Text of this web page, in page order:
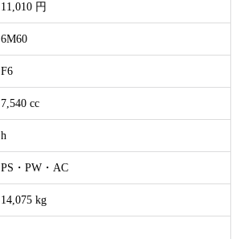
11,010 円
6M60
F6
7,540 cc
h
PS・PW・AC
14,075 kg